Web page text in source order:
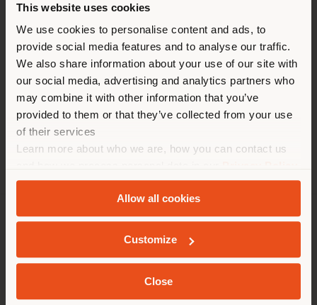
This website uses cookies
We use cookies to personalise content and ads, to
provide social media features and to analyse our traffic.
We also share information about your use of our site with
our social media, advertising and analytics partners who
may combine it with other information that you’ve
provided to them or that they’ve collected from your use
of their services
Learn more about who we are, how you can contact us
andCookie Policy.
Allow all cookies
Customize
Close
Dienstag 10 am-6 pm
Mittwoch 10 am-6 pm
Donnerstag 10 am-6 pm
Freitag 10 am-6 pm
Samstag 10 am-6 pm
Sonntag Closed
Sie browsen in einem anderen
Land als Ihrem Standort. Wir
empfehlen Ihnen, sich richtig
zu orientieren, um Einkäufe
tätigen zu können. (us)
GEOLOKALISIERT
UNTERNEHMEN
PRODUKTLINIEN